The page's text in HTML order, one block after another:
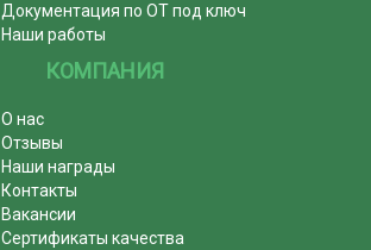
Документация по ОТ под ключ
Наши работы
КОМПАНИЯ
О нас
Отзывы
Наши награды
Контакты
Вакансии
Сертификаты качества